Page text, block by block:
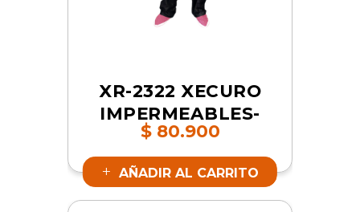
XR-2322 XECURO
IMPERMEABLES-
PVC CON ZAPATO
ROSADO L | SKU
17488
$80.900
AÑADIR AL CARRITO